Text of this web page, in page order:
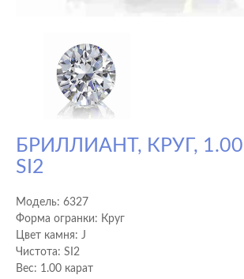
БРИЛЛИАНТ, КРУГ, 1.00
SI2
Модель: 6327
Форма огранки: Круг
Цвет камня: J
Чистота: SI2
Вес: 1.00 карат